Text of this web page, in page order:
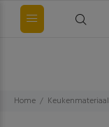
Home Keukenmateriaal